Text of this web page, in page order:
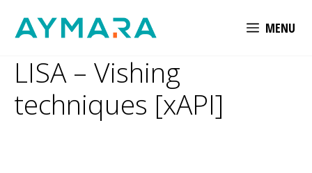
MENU
LISA – Vishing
techniques [xAPI]